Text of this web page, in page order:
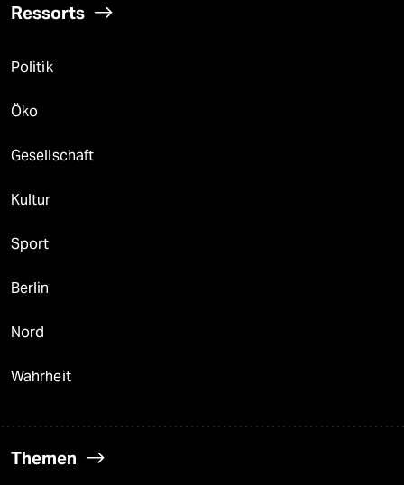
Ressorts
Politik
Öko
Gesellschaft
Kultur
Sport
Berlin
Nord
Wahrheit
Themen